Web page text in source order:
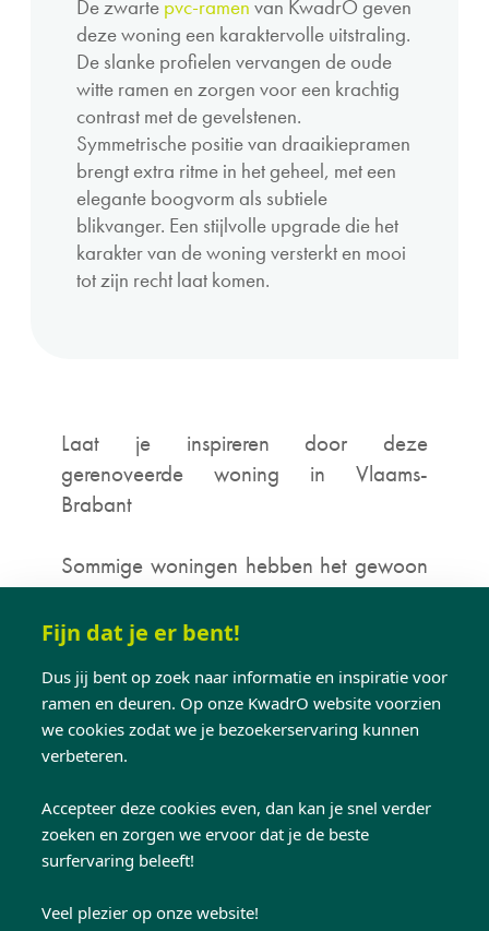
Fijn dat je er bent!
Dus jij bent op zoek naar informatie en inspiratie voor
ramen en deuren. Op onze KwadrO website voorzien
we cookies zodat we je bezoekerservaring kunnen
verbeteren.
Accepteer deze cookies even, dan kan je snel verder
zoeken en zorgen we ervoor dat je de beste
surfervaring beleeft!
Veel plezier op onze website!
De zwarte pvc-ramen van KwadrO geven
deze woning een karaktervolle uitstraling.
De slanke profielen vervangen de oude
witte ramen en zorgen voor een krachtig
contrast met de gevelstenen.
Symmetrische positie van draaikiepramen
brengt extra ritme in het geheel, met een
elegante boogvorm als subtiele
blikvanger. Een stijlvolle upgrade die het
karakter van de woning versterkt en mooi
tot zijn recht laat komen.
Laat je inspireren door deze
gerenoveerde woning in Vlaams-
Brabant
Sommige woningen hebben het gewoon
in zich: karakter, charme en een verhaal
dat al in de gevel geschreven staat. Voor
wilden de bewoners dat verhaal opnieuw
laten spreken. De vroegere witte ramen
maakten plaats voor slanke, donkere
stralen. Metzwartepvc-ramenkrijgt
de rode bakstenen gevel vandaag een
krachtig allure.